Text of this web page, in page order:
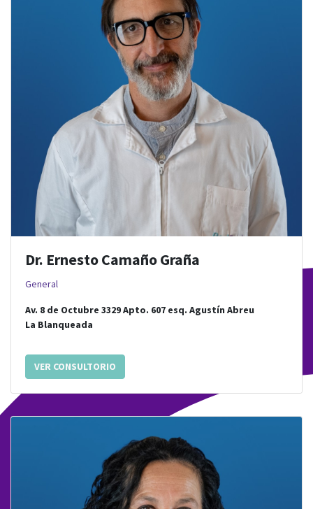
Dr. Ernesto Camaño Graña
General
Av. 8 de Octubre 3329 Apto. 607 esq. Agustín Abreu
La Blanqueada
VER CONSULTORIO